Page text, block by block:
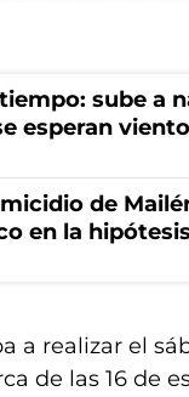
sube a
esperan
de
en la
a realizar el
de las 16 de